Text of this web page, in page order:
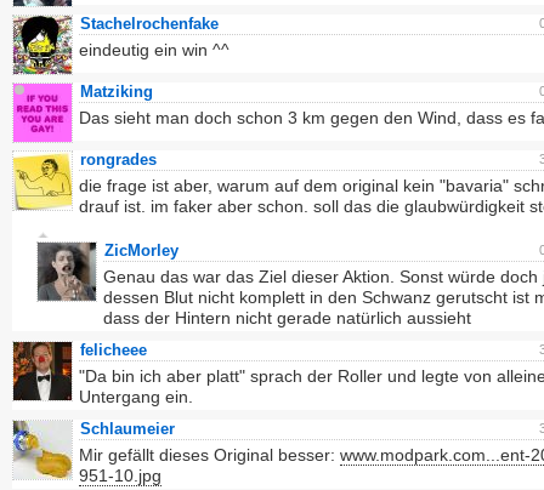
Stachelrochenfake
eindeutig ein win ^^
Matziking
Das sieht man doch schon 3 km gegen den Wind, dass es
rongrades
die frage ist aber, warum auf dem original kein "bavaria"
drauf ist. im faker aber schon. soll das die glaubwürdigkeit
ZicMorley
Genau das war das Ziel dieser Aktion. Sonst würde doch
dessen Blut nicht komplett in den Schwanz gerutscht ist
dass der Hintern nicht gerade natürlich aussieht
felicheee
"Da bin ich aber platt" sprach der Roller und legte von
Untergang ein.
Schlaumeier
Mir gefällt dieses Original besser: www.modpark.com...ent-
951-10.jpg